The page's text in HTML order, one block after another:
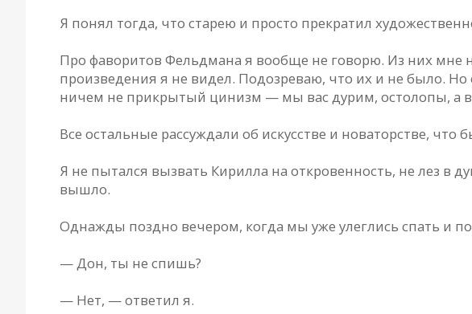
Я понял тогда, что старею и просто прекратил
Про фаворитов Фельдмана я вообще не говорю. Из них мне
произведения я не видел. Подозреваю, что их и не было.
ничем не прикрытый цинизм — мы вас дурим, остолопы, а
Все остальные рассуждали об искусстве и новаторстве,
Я не пытался вызвать Кирилла на откровенность, не лез в
вышло.
Однажды поздно вечером, когда мы уже улеглись спать и
— Дон, ты не спишь?
— Нет, — ответил я.